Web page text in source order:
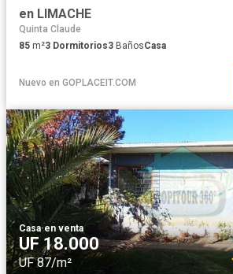
en LIMACHE
Quinta Claude
85 m²3 Dormitorios3 BañosCasa
Nuevo en GOPLACEIT.COM
Casa·en venta
UF 18.000
UF 87/m²